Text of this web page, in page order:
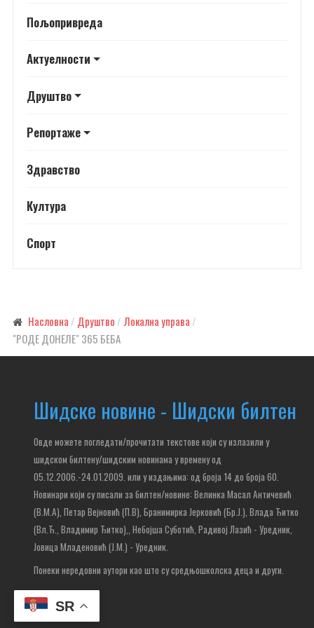
SR
Пољопривреда
Актуелности
Друштво
Репортаже
Здравство
Култура
Спорт
Насловна Друштво
Локална управа
"РО­ДЕ ДО­НЕ­ЛЕ" 365 БЕ­БА
Шидске новине - Шидски билтен
Овде можете погледати/прочитати текстове који су излазили у
шидском билтену/шидским новинама у времену од
05.12.2006.-24.01.2009. или у издањима: од броја 14 до броја 60.
Новинари који су писали за билтен/новине: Велинка Масал Античевић
(В.М.А), Петар Вејновић (П.В), Бранимирка Јерковић (Бр.Ј.), Влада Ђитко
(Вл.Ђ., Владимир Ђитко),, Небојша Суботић, Радивој Лазић - Уредник,
Јовица Младеновић (Ј.М.) - Уредник.
Понеки нередовни аутори као што су средњошколска деца и други.